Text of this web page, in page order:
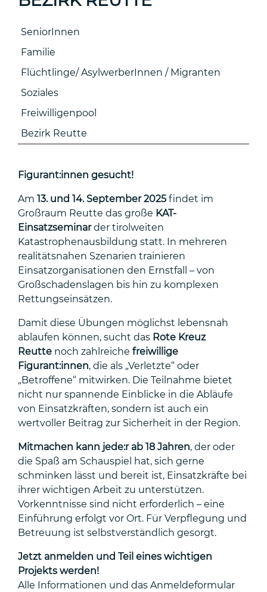
SeniorInnen
Familie
Flüchtlinge/ AsylwerberInnen / Migranten
Soziales
Freiwilligenpool
Bezirk Reutte
Figurant:innen gesucht!
Am 13. und 14. September 2025 findet im
Großraum Reutte das große KAT-
Einsatzseminarder tirolweiten
Katastrophenausbildung statt. In mehreren
realitätsnahen Szenarien trainieren
Einsatzorganisationen den Ernstfall – von
Großschadenslagen bis hin zu komplexen
Rettungseinsätzen.
Damit diese Übungen möglichst lebensnah
ablaufen können, sucht das Rote Kreuz
Reutte noch zahlreiche freiwillige
Figurant:innen, die als „Verletzte“ oder
„Betroffene“ mitwirken. Die Teilnahme bietet
nicht nur spannende Einblicke in die Abläufe
von Einsatzkräften, sondern ist auch ein
wertvoller Beitrag zur Sicherheit in der Region.
Mitmachen kann jede:r ab 18 Jahren, der oder
die Spaß am Schauspiel hat, sich gerne
schminken lässt und bereit ist, Einsatzkräfte bei
ihrer wichtigen Arbeit zu unterstützen.
Vorkenntnisse sind nicht erforderlich – eine
Einführung erfolgt vor Ort. Für Verpflegung und
Betreuung ist selbstverständlich gesorgt.
Jetzt anmelden und Teil eines wichtigen
Projekts werden!
Alle Informationen und das Anmeldeformular